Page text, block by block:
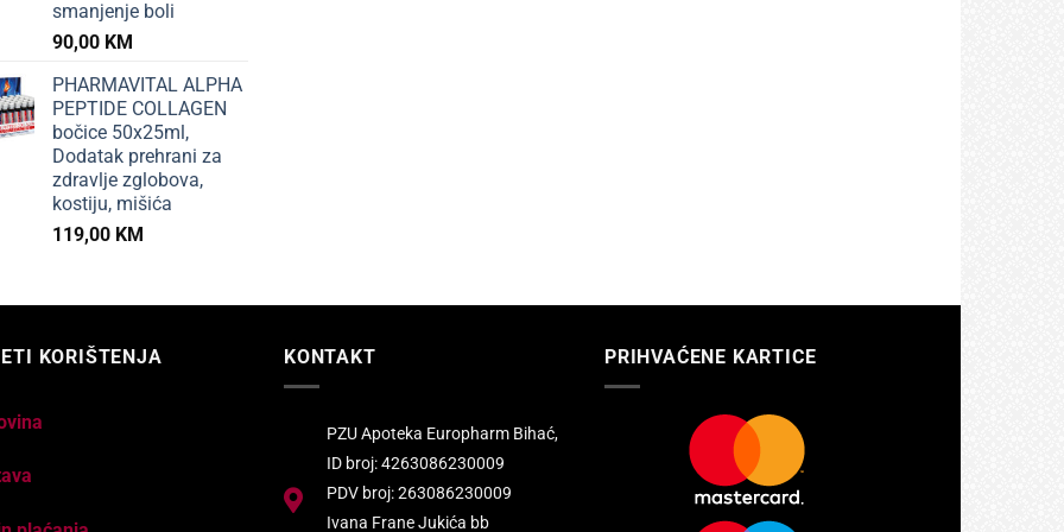
smanjenje boli
90,00 KM
PHARMAVITAL ALPHA
PEPTIDE COLLAGEN
bočice 50x25ml,
Dodatak prehrani za
zdravlje zglobova,
kostiju, mišića
119,00 KM
KORIŠTENJA KONTAKT
PZU Apoteka Europharm Bihać,
ID broj: 4263086230009
PDV broj: 263086230009
Ivana Frane Jukića bb
PRIHVAĆENE KARTICE